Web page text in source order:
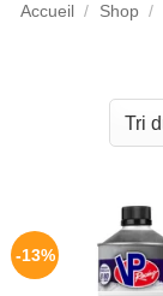
Accueil / Shop /
-13%